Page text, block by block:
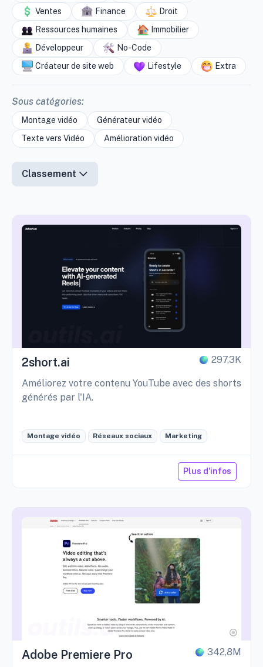
Ventes
Finance
Droit
Ressources humaines
Immobilier
Développeur
No-Code
Créateur de site web
Lifestyle Extra
Sous catégories:
Montage vidéo
Générateur vidéo
Texte vers Vidéo
Amélioration vidéo
Classement
2short.ai 297,3K
Améliorez votre contenu YouTube avec des shorts
générés par l'IA.
Montage vidéo Réseaux sociaux Marketing
Plus d'infos
Adobe Premiere Pro 342,8M